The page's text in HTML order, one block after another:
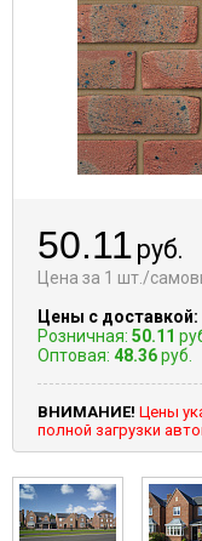
50.11 руб.
Цена за 1 шт./
Цены с доставкой:
Розничная: 50.11
Оптовая: 48.36руб.
ВНИМАНИЕ! Цены
полной загрузки